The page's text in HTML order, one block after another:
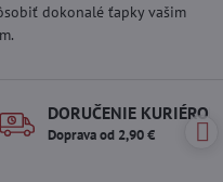
dokonalé ťapky vašim
DORUČENIE KURIÉROM
Doprava od 2,90 €